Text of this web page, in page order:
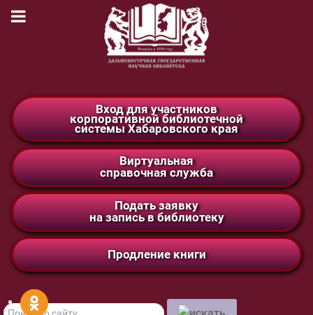
Вход для участников
корпоративной библиотечной
системы Хабаровского края
Виртуальная
справочная служба
Подать заявку
на запись в библиотеку
Продление книги
Поиск